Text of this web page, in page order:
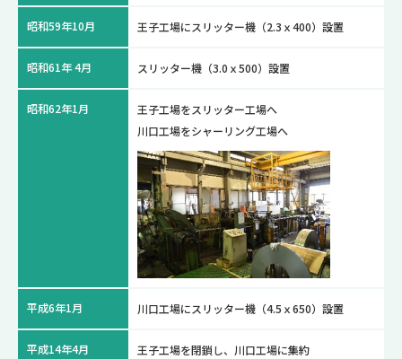
昭和59年10月 王子工場にスリッター機（2.3ｘ400）設置
昭和61年 4月 スリッター機（3.0ｘ500）設置
昭和62年1月
王子工場をスリッター工場へ
川口工場をシャーリング工場へ
平成6年1月 川口工場にスリッター機（4.5ｘ650）設置
平成14年4月 王子工場を閉鎖し、川口工場に集約